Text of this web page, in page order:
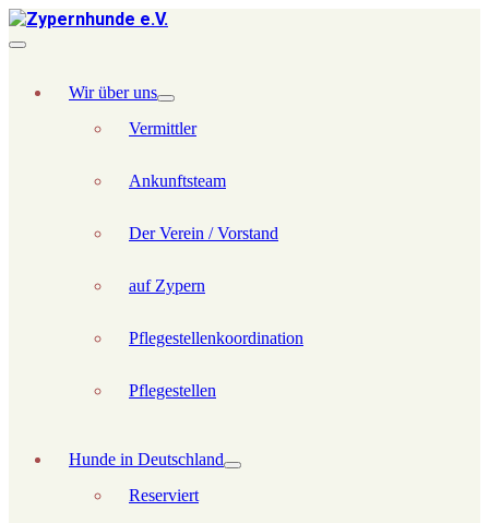
Wir über uns
Vermittler
Ankunftsteam
Der Verein / Vorstand
auf Zypern
Pflegestellenkoordination
Pflegestellen
Hunde in Deutschland
Reserviert